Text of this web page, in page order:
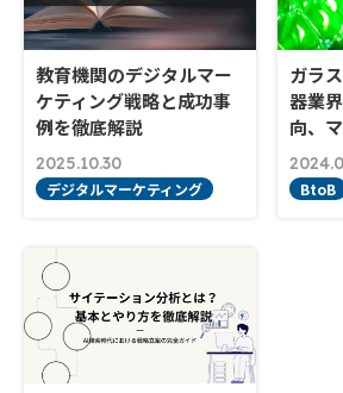
教育機関のデジタルマー
ケティング戦略と成功事
例を徹底解説
2025.10.30
デジタルマーケティング
ガラ
器業
向、
BtoB